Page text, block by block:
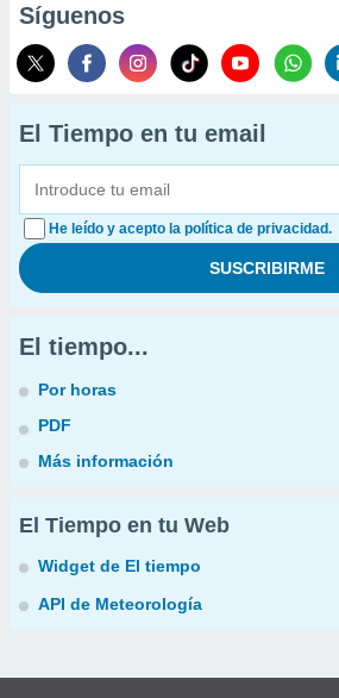
Síguenos
El Tiempo en tu email
He leído y acepto la política de privacidad.
El tiempo...
Por horas
PDF
Más información
El Tiempo en tu Web
Widget de El tiempo
API de Meteorología